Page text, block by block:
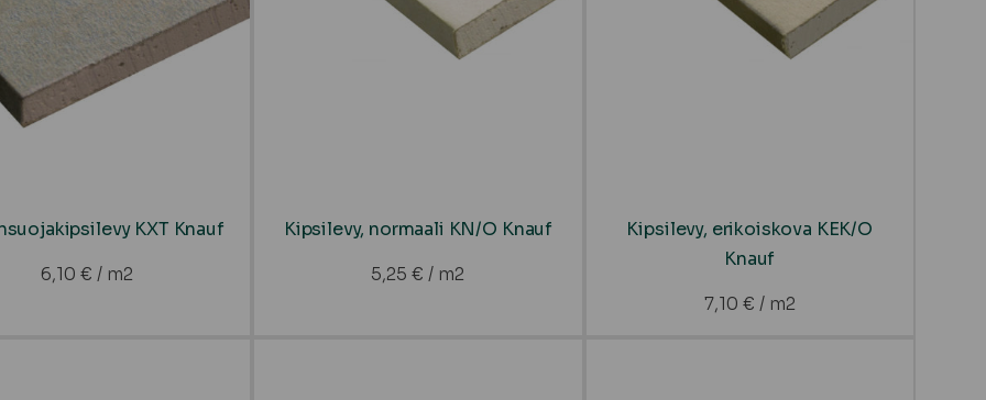
KXT Knauf
6,10 € / m2
Kipsilevy, normaali KN/O Knauf
5,25€ / m2
Kipsilevy, erikoiskova KEK/O
Knauf
7,10 € / m2